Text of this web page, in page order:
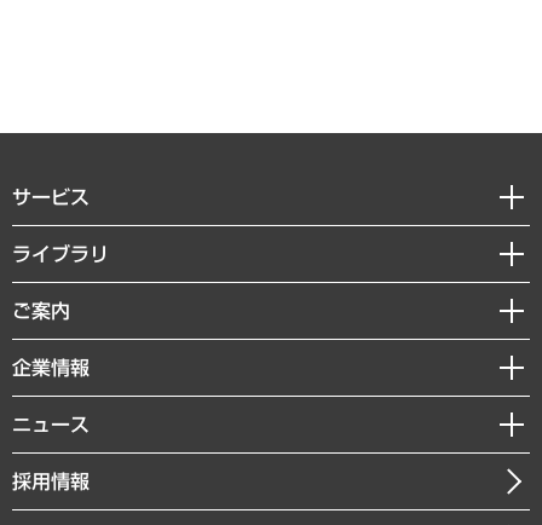
サービス
経営戦略
組織・人事戦略
デジタルイノベーション
共生・ダイバーシティ
GRC（ガバナンス・リスク・コンプライアンス）・防災（政策）
経済・産業・雇用・労働
ライブラリ
経済調査
レポート
コラム
経営用語集
受託・受注実績（官公庁関連）
ご案内
セミナー・イベント情報
MUFGビジネスセミナー
受託案件情報
企業情報
私たちの想い
社長メッセージ
会社概要
ニュース
ニュースリリース
お知らせ
採用情報